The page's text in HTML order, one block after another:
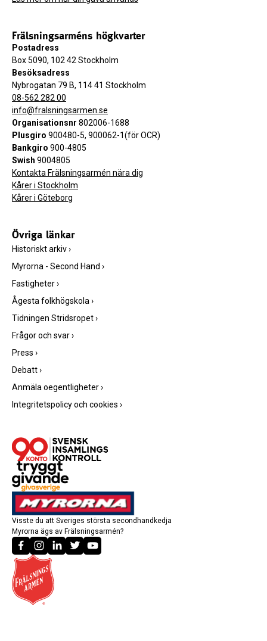
Frälsningsarméns högkvarter
Postadress
Box 5090, 102 42 Stockholm
Besöksadress
Nybrogatan 79 B, 114 41 Stockholm
08-562 282 00
info@fralsningsarmen.se
Organisationsnr 802006-1688
Plusgiro 900480-5, 900062-1(för OCR)
Bankgiro 900-4805
Swish 9004805
Kontakta Frälsningsarmén nära dig
Kårer i Stockholm
Kårer i Göteborg
Övriga länkar
Historiskt arkiv›
Myrorna - Second Hand ›
Fastigheter›
Ågesta folkhögskola ›
Tidningen Stridsropet›
Frågor och svar›
Press ›
Debatt›
Anmäla oegentligheter›
Integritetspolicy och cookies ›
Visste du att Sveriges största secondhandkedja
Myrorna ägs av Frälsningsarmén?